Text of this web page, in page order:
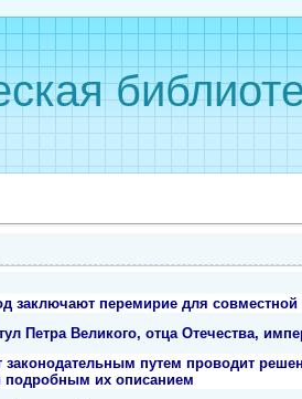
заключают перемирие для
Петра Великого, отца Отечества,
законодательным путем проводит
подробным их описанием